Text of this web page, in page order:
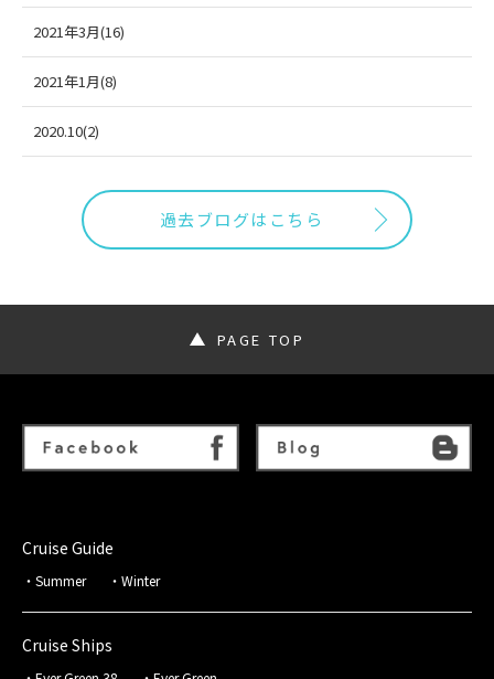
2021年3月(16)
2021年1月(8)
2020.10(2)
過去ブログはこちら
PAGE TOP
Cruise Guide
Summer Winter
Cruise Ships